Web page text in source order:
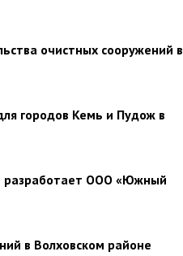
очистных сооружений в
городов Кемь и Пудож в
разработает ООО «Южный
в Волховском районе